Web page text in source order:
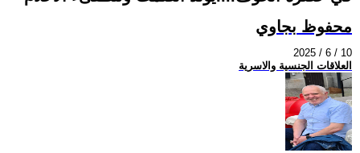
محفوظ بجاوي
2025 / 6 / 10
العلاقات الجنسية والاسرية